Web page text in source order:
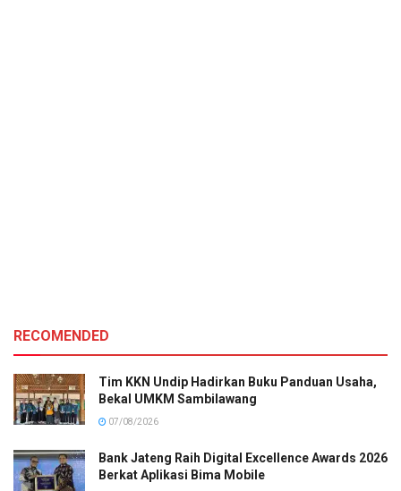
RECOMENDED
Tim KKN Undip Hadirkan Buku Panduan Usaha,
Bekal UMKM Sambilawang
07/08/2026
Bank Jateng Raih Digital Excellence Awards 2026
Berkat Aplikasi Bima Mobile